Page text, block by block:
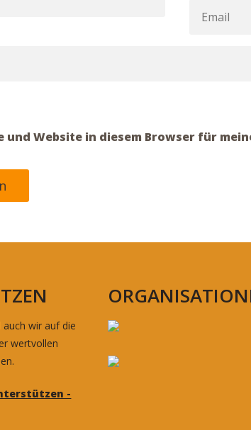
und Website in diesem Browser für
auch wir auf die
wertvollen
-